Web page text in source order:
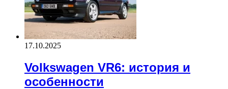
17.10.2025
Volkswagen VR6: история и
особенности